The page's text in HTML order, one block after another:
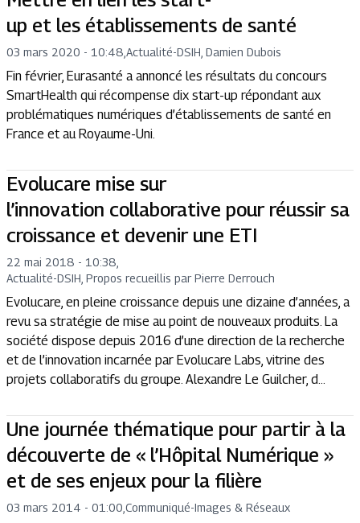
up et les établissements de santé
03 mars 2020 - 10:48 Actualité-DSIH, Damien Dubois
Fin février, Eurasanté a annoncé les résultats du concours
SmartHealth qui récompense dix start-up répondant aux
problématiques numériques d’établissements de santé en
France et au Royaume-Uni.
Evolucare mise sur
l’innovation collaborative pour réussir sa
croissance et devenir une ETI
22 mai 2018 - 10:38
Actualité-DSIH, Propos recueillis par Pierre Derrouch
Evolucare, en pleine croissance depuis une dizaine d’années, a
revu sa stratégie de mise au point de nouveaux produits. La
société dispose depuis 2016 d’une direction de la recherche
et de l’innovation incarnée par Evolucare Labs, vitrine des
projets collaboratifs du groupe. Alexandre Le Guilcher, d...
Une journée thématique pour partir à la
découverte de « l’Hôpital Numérique »
et de ses enjeux pour la filière
03 mars 2014 - 01:00 Communiqué-Images & Réseaux